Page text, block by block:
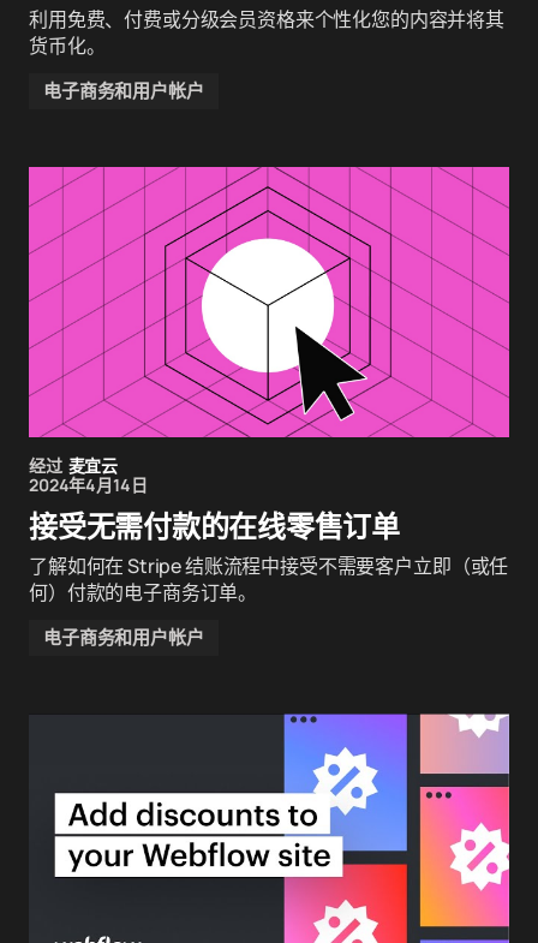
利用免费、付费或分级会员资格来个性化您的内容并将其
货币化。
电子商务和用户帐户
经过 麦宜云
2024年4月14日
接受无需付款的在线零售订单
了解如何在 Stripe 结账流程中接受不需要客户立即（或任
何）付款的电子商务订单。
电子商务和用户帐户